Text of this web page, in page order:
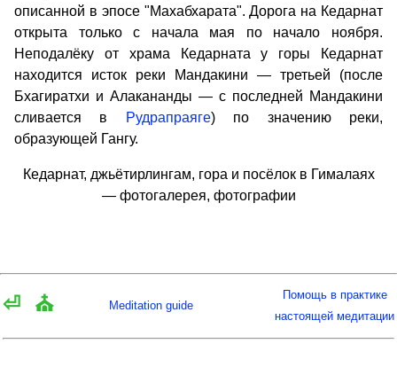
описанной в эпосе "Махабхарата". Дорога на Кедарнат
открыта только с начала мая по начало ноября.
Неподалёку от храма Кедарната у горы Кедарнат
находится исток реки Мандакини — третьей (после
Бхагиратхи и Алакананды — с последней Мандакини
сливается в
Рудрапраяге) по значению реки,
образующей Гангу.
Кедарнат, джьётирлингам, гора и посёлок в Гималаях
— фотогалерея, фотографии
⏎ ⛪ Meditation guide
Помощь в практике
настоящей медитации